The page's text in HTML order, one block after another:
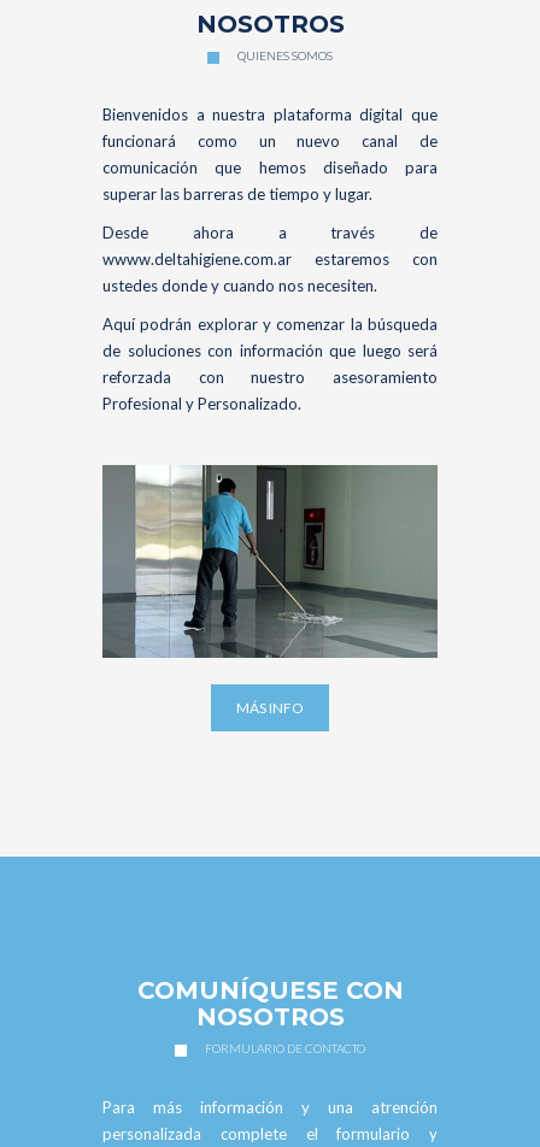
NOSOTROS
QUIENES SOMOS
Bienvenidos a nuestra plataforma digital que
funcionará como un nuevo canal de
comunicación que hemos diseñado para
superar las barreras de tiempo y lugar.
Desde ahora a través de
wwww.deltahigiene.com.ar estaremos con
ustedes donde y cuando nos necesiten.
Aquí podrán explorar y comenzar la búsqueda
de soluciones con información que luego será
reforzada con nuestro asesoramiento
Profesional y Personalizado.
MÁS INFO
COMUNÍQUESE CON
NOSOTROS
FORMULARIO DE CONTACTO
Para más información y una atrención
personalizada complete el formulario y